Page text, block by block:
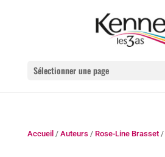
Sélectionner une page
Accueil / Auteurs / Rose-Line Brasset/